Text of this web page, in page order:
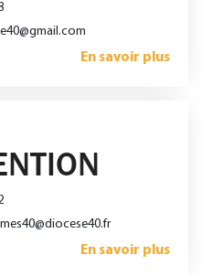
En savoir plus
En savoir plus